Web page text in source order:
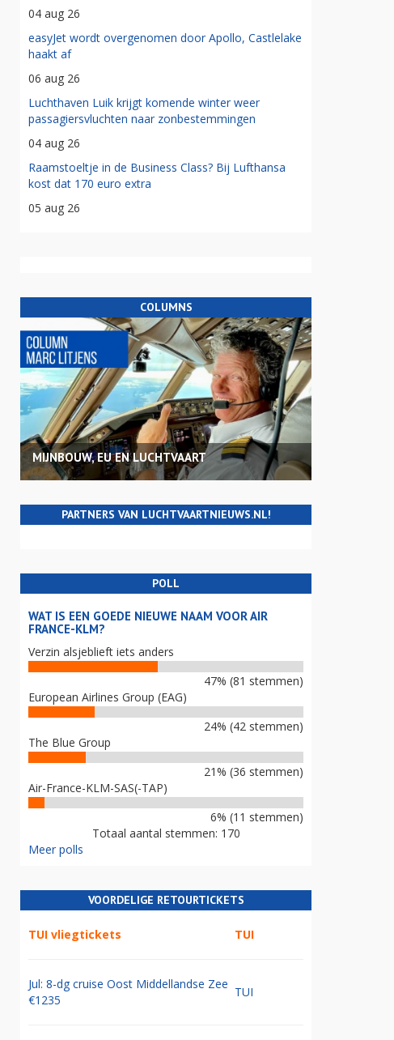
04 aug 26
easyJet wordt overgenomen door Apollo, Castlelake
haakt af
06 aug 26
Luchthaven Luik krijgt komende winter weer
passagiersvluchten naar zonbestemmingen
04 aug 26
Raamstoeltje in de Business Class? Bij Lufthansa
kost dat 170 euro extra
05 aug 26
COLUMNS
MIJNBOUW, EU EN LUCHTVAART
PARTNERS VAN LUCHTVAARTNIEUWS.NL!
POLL
WAT IS EEN GOEDE NIEUWE NAAM VOOR AIR
FRANCE-KLM?
Verzin alsjeblieft iets anders
47% (81 stemmen)
European Airlines Group (EAG)
24% (42 stemmen)
The Blue Group
21% (36 stemmen)
Air-France-KLM-SAS(-TAP)
6% (11 stemmen)
Totaal aantal stemmen: 170
Meer polls
VOORDELIGE RETOURTICKETS
TUI vliegtickets TUI
Jul: 8-dg cruise Oost Middellandse Zee
€1235
TUI